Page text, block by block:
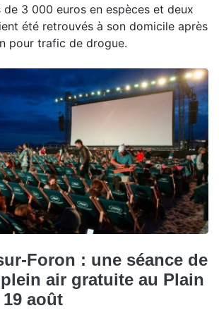
3 000 euros en espèces et deux
été retrouvés à son domicile après
pour trafic de drogue.
Foron : une séance de
air gratuite au Plain
août